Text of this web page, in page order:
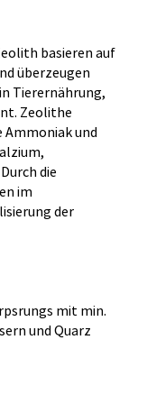
basieren auf
überzeugen
Tierernährung,
Zeolithe
Ammoniak und
die
im
der
mit min.
und Quarz